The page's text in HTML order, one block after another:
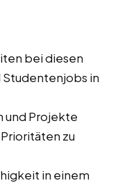
bei diesen
in
und Projekte
zu
in einem